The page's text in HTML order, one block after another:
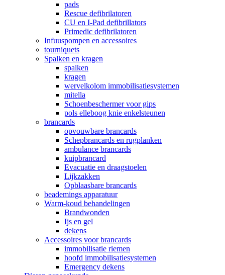
pads
Rescue defibrilatoren
CU en I-Pad defibrillators
Primedic defibrilatoren
Infuuspompen en accessoires
tourniquets
Spalken en kragen
spalken
kragen
wervelkolom immobilisatiesystemen
mitella
Schoenbeschermer voor gips
pols elleboog knie enkelsteunen
brancards
opvouwbare brancards
Schepbrancards en rugplanken
ambulance brancards
kuipbrancard
Evacuatie en draagstoelen
Lijkzakken
Opblaasbare brancards
beademings apparatuur
Warm-koud behandelingen
Brandwonden
Ijs en gel
dekens
Accessoires voor brancards
immobilisatie riemen
hoofd immobilisatiesystemen
Emergency dekens